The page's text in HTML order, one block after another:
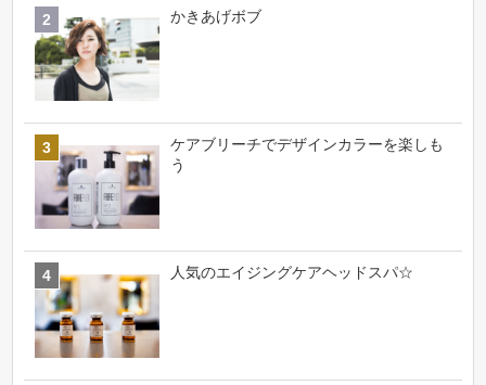
かきあげボブ
ケアブリーチでデザインカラーを楽しも
う
人気のエイジングケアヘッドスパ☆